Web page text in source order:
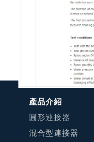
產品介紹
圓形連接器
混合型連接器